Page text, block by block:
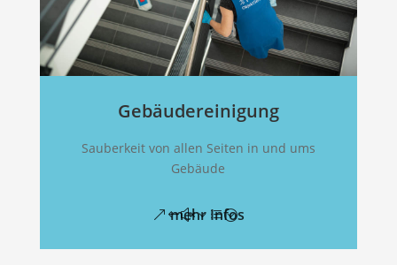
Gebäudereinigung
Sauberkeit von allen Seiten in und ums
Gebäude
mehr Infos